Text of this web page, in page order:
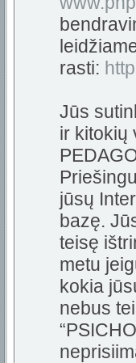
rasti:
Jūs
ir kitokių
jūsų
bazę.
teisę
metu
kokia
nebus